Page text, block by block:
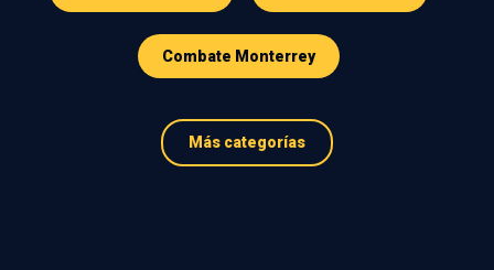
Combate Monterrey
Más categorías